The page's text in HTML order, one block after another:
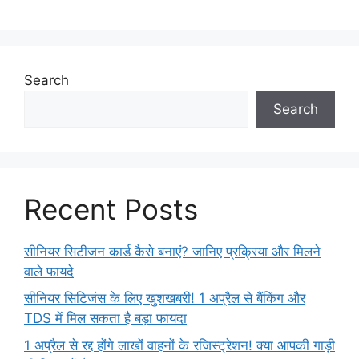
Search
Search
Recent Posts
सीनियर सिटीजन कार्ड कैसे बनाएं? जानिए प्रक्रिया और मिलने
वाले फायदे
सीनियर सिटिजंस के लिए खुशखबरी! 1 अप्रैल से बैंकिंग और
TDS में मिल सकता है बड़ा फायदा
1 अप्रैल से रद्द होंगे लाखों वाहनों के रजिस्ट्रेशन! क्या आपकी गाड़ी